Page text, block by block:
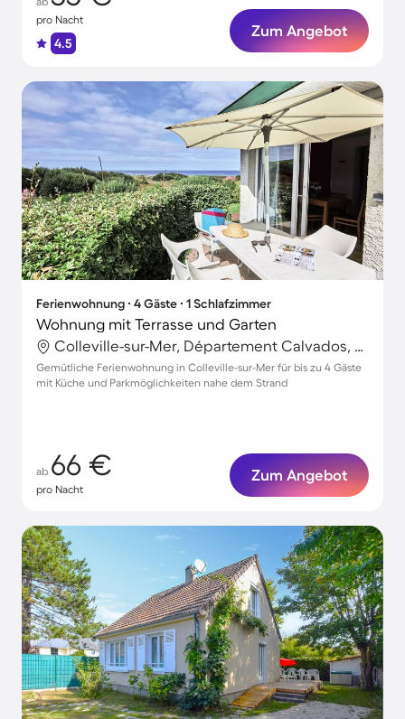
pro Nacht
4.5
Zum Angebot
Ferienwohnung ∙ 4 Gäste ∙ 1 Schlafzimmer
Wohnung mit Terrasse und Garten
Colleville-sur-Mer, Département Calvados, Frankreich
Gemütliche Ferienwohnung in Colleville-sur-Mer für bis zu 4 Gäste
mit Küche und Parkmöglichkeiten nahe dem Strand
ab 66 €
pro Nacht
Zum Angebot